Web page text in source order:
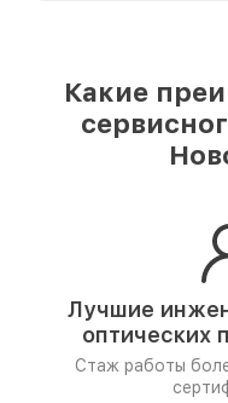
Какие
Лучшие
оптических
Стаж работы